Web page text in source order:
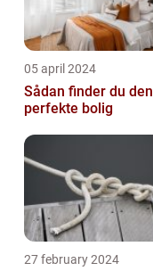
05 april 2024
Sådan finder du den
perfekte bolig
27 february 2024